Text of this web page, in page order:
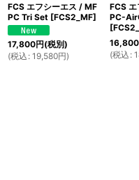
FCS エフシーエス / MF
PC Tri Set [FCS2_MF]
17,800円(税別)
(税込 : 19,580円)
FCS
PC-
[
16,800
(税込 :